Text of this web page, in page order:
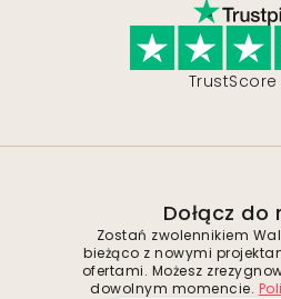
TrustScore
Dołącz do
Zostań zwolennikiem
bieżąco z nowymi
ofertami. Możesz
dowolnym momencie.